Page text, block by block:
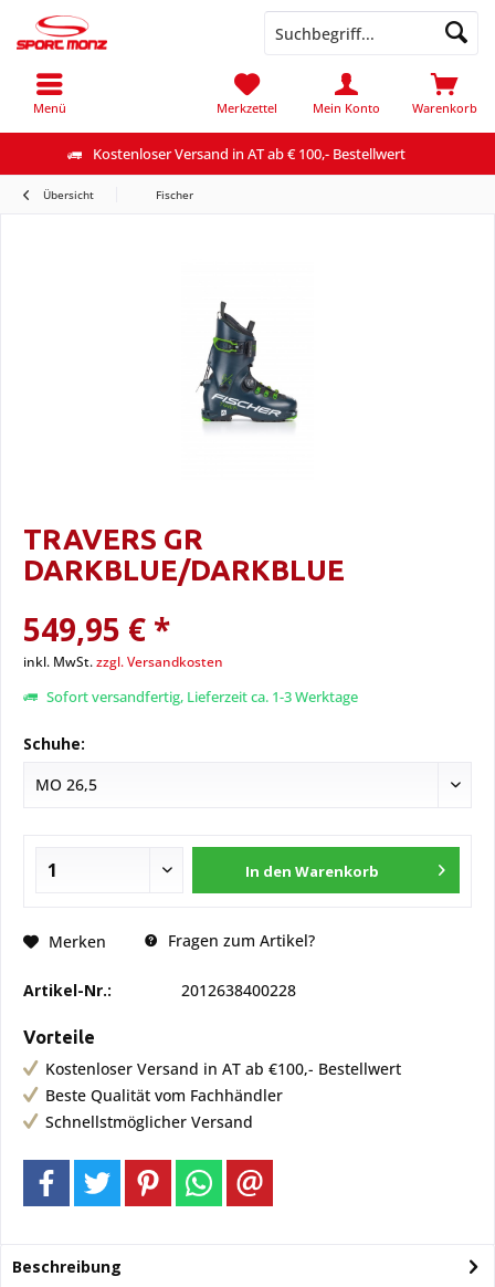
Kostenloser Versand in AT ab € 100,- Bestellwert
Menü Warenkorb
Merkzettel Mein Konto
Übersicht Fischer
TRAVERS GR
DARKBLUE/DARKBLUE
549,95 € *
inkl. MwSt.zzgl. Versandkosten
Sofort versandfertig, Lieferzeit ca. 1-3 Werktage
Schuhe:
In den Warenkorb
Merken Fragen zum Artikel?
Artikel-Nr.: 2012638400228
Vorteile
Kostenloser Versand in AT ab €100,- Bestellwert
Beste Qualität vom Fachhändler
Schnellstmöglicher Versand
Beschreibung